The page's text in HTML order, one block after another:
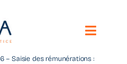
Toggle
– Saisie des rémunérations :